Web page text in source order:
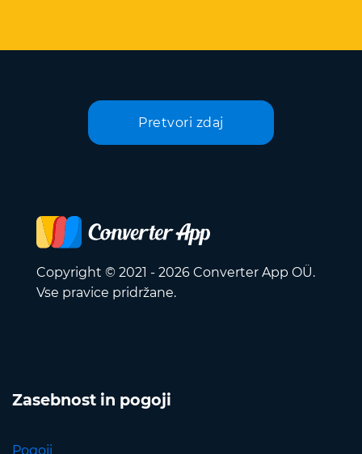
Pretvori zdaj
Copyright © 2021 - 2026 Converter App OÜ.
Vse pravice pridržane.
Zasebnost in pogoji
Pogoji